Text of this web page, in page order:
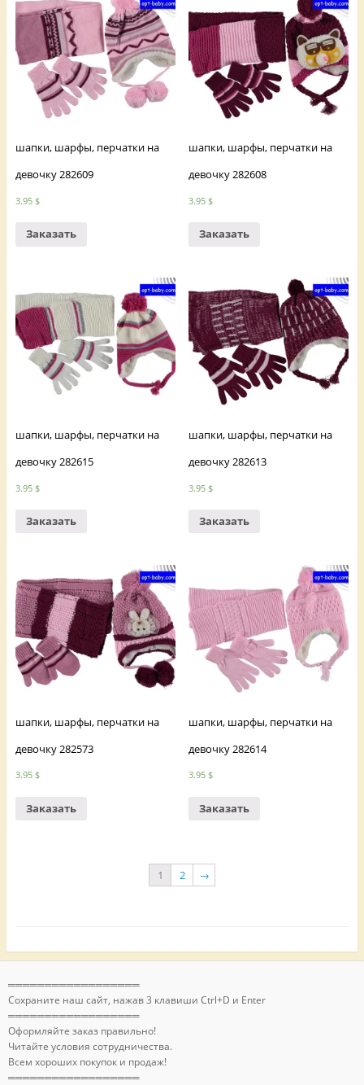
шапки, шарфы, перчатки на
девочку 282609
3.95 $
Заказать
шапки, шарфы, перчатки на
девочку 282608
3.95 $
Заказать
шапки, шарфы, перчатки на
девочку 282615
3.95 $
Заказать
шапки, шарфы, перчатки на
девочку 282613
3.95 $
Заказать
шапки, шарфы, перчатки на
девочку 282573
3.95 $
Заказать
шапки, шарфы, перчатки на
девочку 282614
3.95$
Заказать
1 2 →
══════════════════
Сохраните наш сайт, нажав 3 клавиши Ctrl+D и Enter
══════════════════
Оформляйте заказ правильно!
Читайте условия сотрудничества.
Всем хороших покупок и продаж!
══════════════════